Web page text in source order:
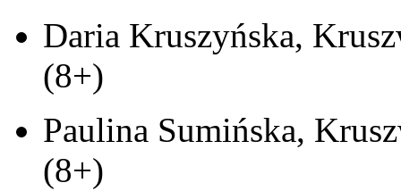
Daria Kruszyńska,
(8+)
Paulina Sumińska,
(8+)